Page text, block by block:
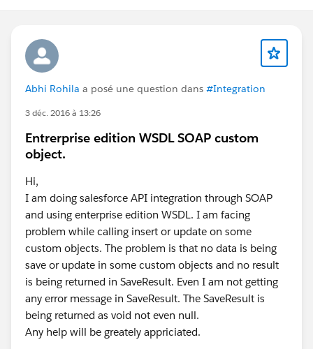
Abhi Rohila a posé une question dans #Integration
3 déc. 2016 à 13:26
Entrerprise edition WSDL SOAP custom
object.
Hi,
I am doing salesforce API integration through SOAP
and using enterprise edition WSDL. I am facing
problem while calling insert or update on some
custom objects. The problem is that no data is being
save or update in some custom objects and no result
is being returned in SaveResult. Even I am not getting
any error message in SaveResult. The SaveResult is
being returned as void not even null.
Any help will be greately appriciated.